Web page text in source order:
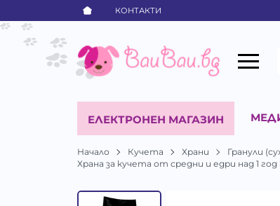
КОНТАКТИ
ЕЛЕКТРОНЕН МАГАЗИН
Начало Кучета Храни Гранули
Храна за кучета от средни и едри над 1